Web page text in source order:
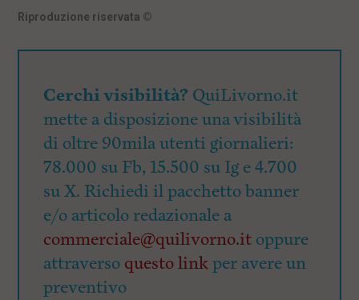
Riproduzione riservata ©
Cerchi visibilità? QuiLivorno.it
mette a disposizione una visibilità
di oltre 90mila utenti giornalieri:
78.000 su Fb, 15.500 su Ig e 4.700
su X. Richiedi il pacchetto banner
e/o articolo redazionale a
commerciale@quilivorno.it oppure
attraverso questo linkper avere un
preventivo